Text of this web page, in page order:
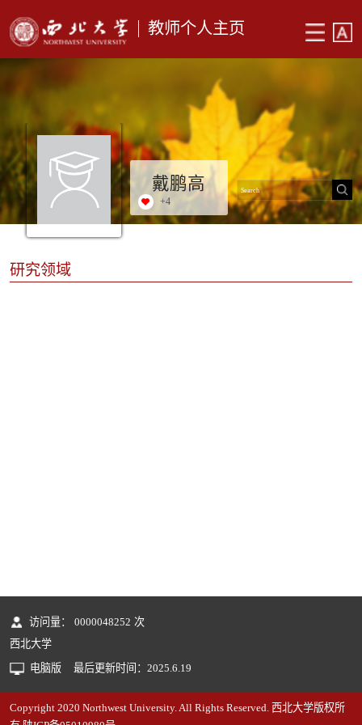
教师个人主页
戴鹏高
+4
研究领域
访问量： 0000048252 次
西北大学
电脑版
最后更新时间： 2025 6 19
Copyright 2020 Northwest University. All Rights Reserved. 西北大学版权所